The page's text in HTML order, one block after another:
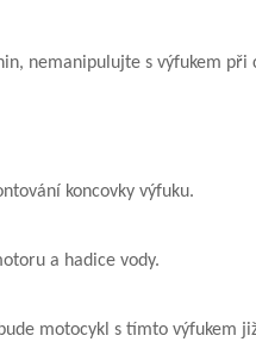
nemanipulujte s výfukem
koncovky výfuku.
a hadice vody.
motocykl s tímto výfukem